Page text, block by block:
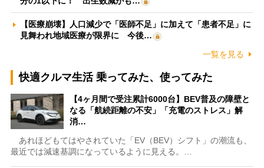
【医療崩壊】人口減少で「医師不足」に加えて「患者不足」に
見舞われ地域医療が限界に 今後…
一覧を見る
快適クルマ生活 乗ってみた、使ってみた
【4ヶ月間で受注累計6000台】BEV普及の障壁と
なる「航続距離の不安」「充電のストレス」解
消…
あれほどもてはやされていた「EV（BEV）シフト」の潮流も、
最近では減速基調になっているように見える。…